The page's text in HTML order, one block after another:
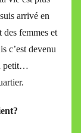
arrivé en
femmes et
c’est devenu
petit…